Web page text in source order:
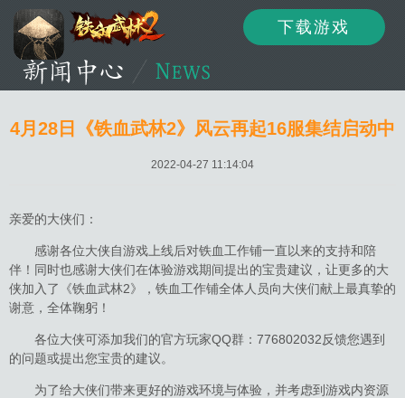
下载游戏
4月28日《铁血武林2》风云再起16服集结启动中
2022-04-27 11:14:04
亲爱的大侠们：
感谢各位大侠自游戏上线后对铁血工作铺一直以来的支持和陪
伴！同时也感谢大侠们在体验游戏期间提出的宝贵建议，让更多的大
侠加入了《铁血武林2》，铁血工作铺全体人员向大侠们献上最真挚的
谢意，全体鞠躬！
各位大侠可添加我们的官方玩家QQ群：776802032反馈您遇到
的问题或提出您宝贵的建议。
为了给大侠们带来更好的游戏环境与体验，并考虑到游戏内资源
资讯
论坛 下载 客服